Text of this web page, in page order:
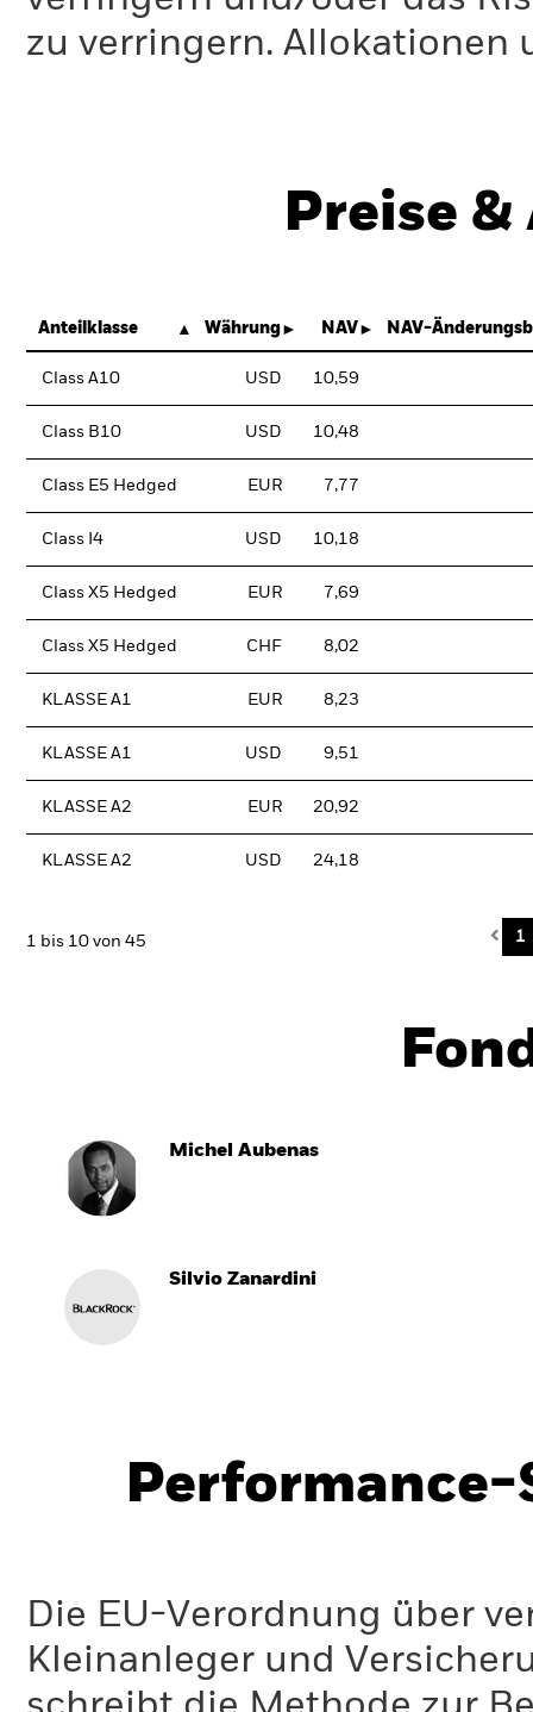
zu verringern. Allokationen
Preise
Anteilklasse Währung NAV NAV-
Class A10 USD 10,59
Class B10 USD 10,48
Class E5 Hedged EUR 7,77
Class I4 USD 10,18
Class X5 Hedged EUR 7,69
Class X5 Hedged CHF 8,02
KLASSE A1 EUR 8,23
KLASSE A1 USD 9,51
KLASSE A2 EUR 20,92
KLASSE A2 USD 24,18
1 bis 10 von 45 1
Michel Aubenas
Silvio Zanardini
Performance-
Die EU-Verordnung über
Kleinanleger und